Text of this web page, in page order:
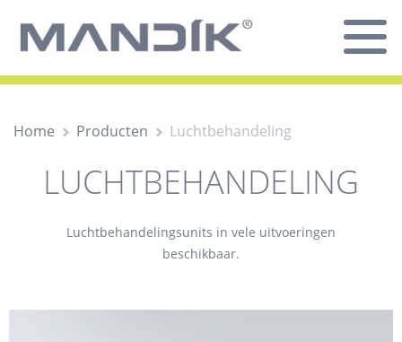
Home Producten Luchtbehandeling
LUCHTBEHANDELING
Luchtbehandelingsunits in vele uitvoeringen
beschikbaar.